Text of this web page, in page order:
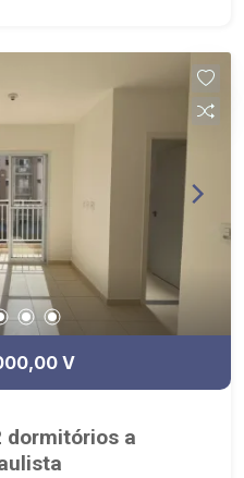
V
dormitórios a